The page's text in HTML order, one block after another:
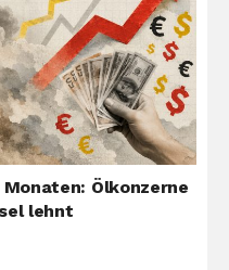
Ölkonzerne
lehnt